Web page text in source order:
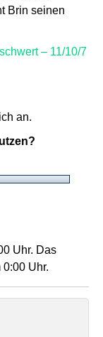
Brin seinen
– 11/10/7
an.
Uhr. Das
Uhr.